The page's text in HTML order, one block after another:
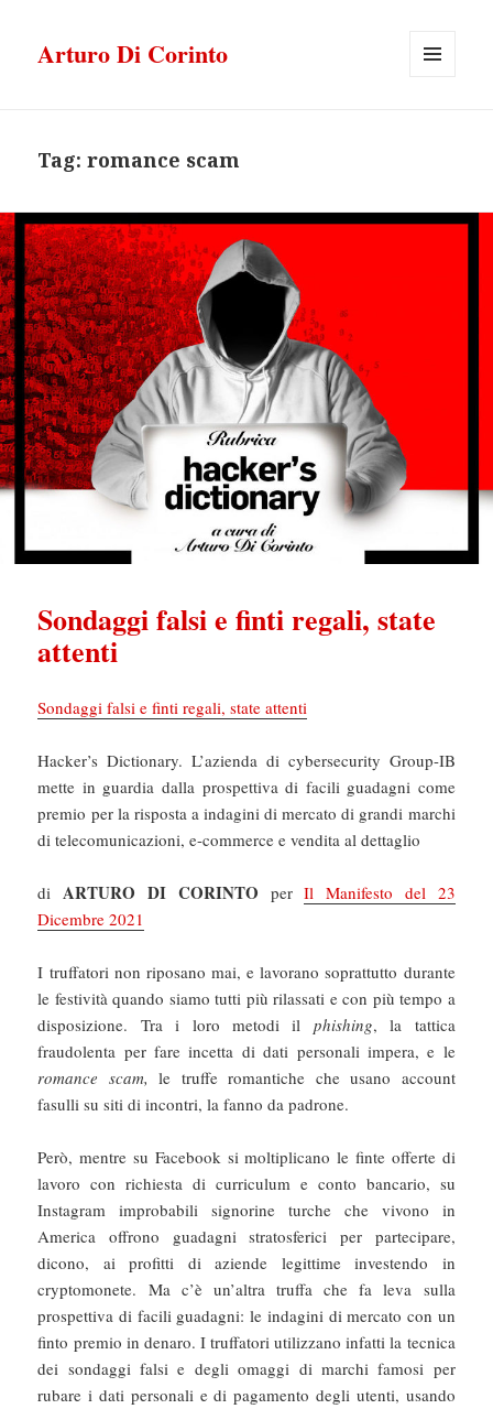
Arturo Di Corinto
Tag:romance scam
Sondaggi falsi e finti regali, state
attenti
Sondaggi falsi e finti regali, state attenti
Hacker’s Dictionary. L’azienda di cybersecurity Group-IB
mette in guardia dalla prospettiva di facili guadagni come
premio per la risposta a indagini di mercato di grandi marchi
di telecomunicazioni, e-commerce e vendita al dettaglio
diARTURO DI CORINTO perIl Manifesto del 23
Dicembre 2021
I truffatori non riposano mai, e lavorano soprattutto durante
le festività quando siamo tutti più rilassati e con più tempo a
disposizione. Tra i loro metodi il phishing, la tattica
fraudolenta per fare incetta di dati personali impera, e le
romance scam,le truffe romantiche che usano account
fasulli su siti di incontri, la fanno da padrone.
Però, mentre su Facebook si moltiplicano le finte offerte di
lavoro con richiesta di curriculum e conto bancario, su
Instagram improbabili signorine turche che vivono in
America offrono guadagni stratosferici per partecipare,
dicono, ai profitti di aziende legittime investendo in
cryptomonete. Ma c’è un’altra truffa che fa leva sulla
prospettiva di facili guadagni: le indagini di mercato con un
finto premio in denaro. I truffatori utilizzano infatti la tecnica
dei sondaggi falsi e degli omaggi di marchi famosi per
rubare i dati personali e di pagamento degli utenti, usando